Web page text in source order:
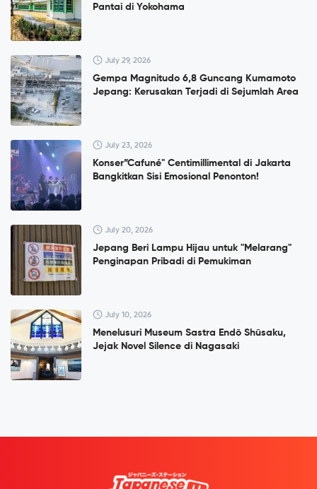
Pantai di Yokohama
July 29, 2026
Gempa Magnitudo 6,8 Guncang Kumamoto
Jepang: Kerusakan Terjadi di Sejumlah Area
July 23, 2026
Konser”Cafuné" Centimillimental di Jakarta
Bangkitkan Sisi Emosional Penonton!
July 20, 2026
Jepang Beri Lampu Hijau untuk "Melarang"
Penginapan Pribadi di Pemukiman
July 10, 2026
Menelusuri Museum Sastra Endō Shūsaku,
Jejak Novel Silence di Nagasaki